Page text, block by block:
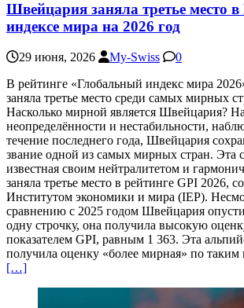
Швейцария заняла третье место
индексе мира на 2026 год
29 июня, 2026 My-Swiss
0
В рейтинге «Глобальный индекс мира
заняла третье место среди самых мирных
Насколько мирной является Швейцария?
неопределённости и нестабильности,
течение последнего года, Швейцария
звание одной из самых мирных стран. Эта
известная своим нейтралитетом и
заняла третье место в рейтинге GPI 2026,
Институтом экономики и мира (IEP).
сравнению с 2025 годом Швейцария
одну строчку, она получила высокую
показателем GPI, равным 1 363. Эта
получила оценку «более мирная» по таким
[…]